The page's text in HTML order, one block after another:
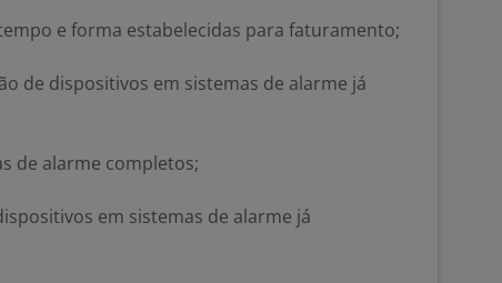
e forma estabelecidas para faturamento;
de dispositivos em sistemas de alarme já
de alarme completos;
em sistemas de alarme já